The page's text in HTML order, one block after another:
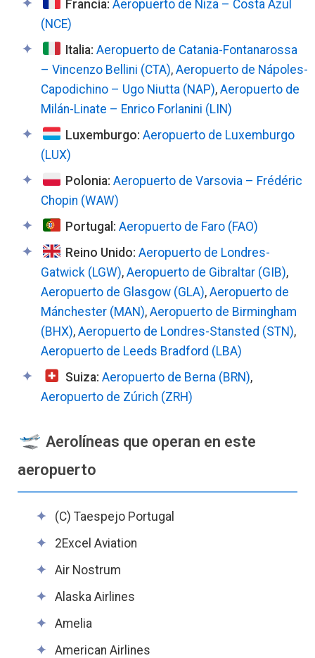
Francia: Aeropuerto de Niza – Costa Azul
(NCE)
Italia: Aeropuerto de Catania-Fontanarossa
– Vincenzo Bellini (CTA), Aeropuerto de Nápoles-
Capodichino – Ugo Niutta (NAP), Aeropuerto de
Milán-Linate – Enrico Forlanini (LIN)
Luxemburgo: Aeropuerto de Luxemburgo
(LUX)
Polonia: Aeropuerto de Varsovia – Frédéric
Chopin (WAW)
Portugal: Aeropuerto de Faro (FAO)
Reino Unido: Aeropuerto de Londres-
Gatwick (LGW), Aeropuerto de Gibraltar (GIB),
Aeropuerto de Glasgow (GLA), Aeropuerto de
Mánchester (MAN), Aeropuerto de Birmingham
(BHX), Aeropuerto de Londres-Stansted (STN),
Aeropuerto de Leeds Bradford (LBA)
Suiza: Aeropuerto de Berna (BRN),
Aeropuerto de Zúrich (ZRH)
Aerolíneas que operan en este
aeropuerto
(C) Taespejo Portugal
2Excel Aviation
Air Nostrum
Alaska Airlines
Amelia
American Airlines